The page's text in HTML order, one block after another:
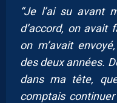
“Je l’ai su avant
d’accord, on avait
on m’avait
des deux années.
dans ma tête,
comptais